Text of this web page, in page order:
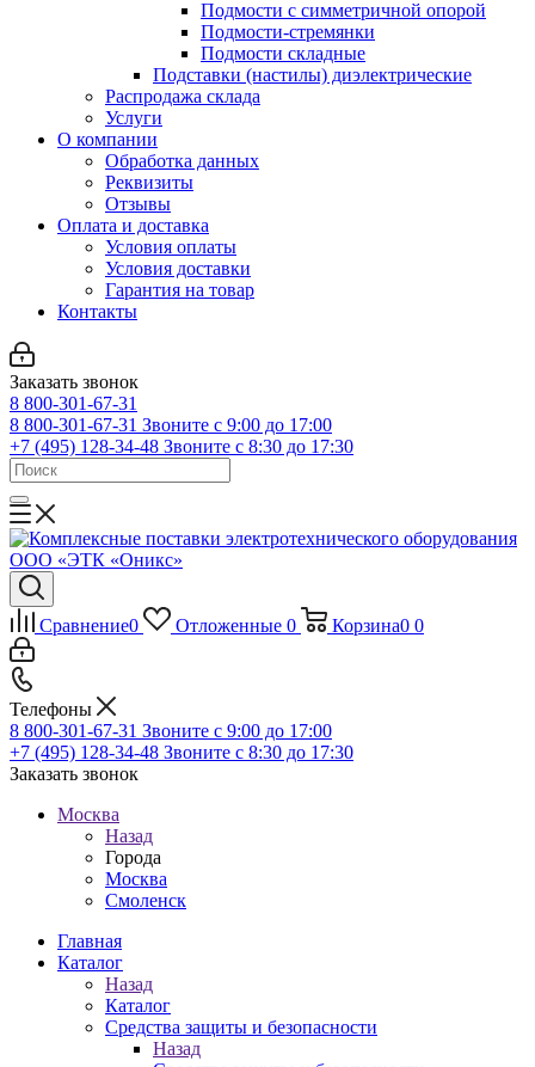
Подмости с симметричной опорой
Подмости-стремянки
Подмости складные
Подставки (настилы) диэлектрические
Распродажа склада
Услуги
О компании
Обработка данных
Реквизиты
Отзывы
Оплата и доставка
Условия оплаты
Условия доставки
Гарантия на товар
Контакты
Заказать звонок
8 800-301-67-31
8 800-301-67-31 Звоните с 9:00 до 17:00
+7 (495) 128-34-48 Звоните с 8:30 до 17:30
Сравнение0 Отложенные 0 Корзина0 0
Телефоны
8 800-301-67-31 Звоните с 9:00 до 17:00
+7 (495) 128-34-48 Звоните с 8:30 до 17:30
Заказать звонок
Москва
Назад
Города
Москва
Смоленск
Главная
Каталог
Назад
Каталог
Средства защиты и безопасности
Назад